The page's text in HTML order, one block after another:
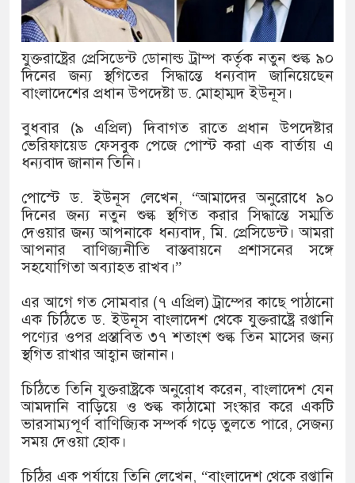
সারজিস-পাটোয়ারীসহ ১০ জনের
গুলশান থেকে সাবেক মন্ত্রী লতিফ
‘স্কুটি নাকি গোল্ড?’
সংবিধান অনুযায়ী যথাসময়ে
খিলক্ষেত থানা বিএনপির যুগ্ম
দেশের ৬ অঞ্চলে ঝড়ের আভাস
প্রেমের সম্পর্ক ছিন্ন না করায় মা-
প্রধানমন্ত্রীর সঙ্গে নবনিযুক্ত
হামের উপসর্গে আরও ৬ প্রাণহানি,
অবশেষে পদত্যাগ করলেন ভারতের
যুক্তরাষ্ট্রের প্রেসিডেন্ট ডোনাল্ড ট্রাম্প কর্তৃক নতুন শুল্ক ৯০
দিনের জন্য স্থগিতের সিদ্ধান্তে ধন্যবাদ জানিয়েছেন
বাংলাদেশের প্রধান উপদেষ্টা ড. মোহাম্মদ ইউনূস।
বুধবার (৯ এপ্রিল) দিবাগত রাতে প্রধান উপদেষ্টার
ভেরিফায়েড ফেসবুক পেজে পোস্ট করা এক বার্তায় এ
ধন্যবাদ জানান তিনি।
পোস্টে ড. ইউনূস লেখেন, “আমাদের অনুরোধে ৯০
দিনের জন্য নতুন শুল্ক স্থগিত করার সিদ্ধান্তে সম্মতি
দেওয়ার জন্য আপনাকে ধন্যবাদ, মি. প্রেসিডেন্ট। আমরা
আপনার বাণিজ্যনীতি বাস্তবায়নে প্রশাসনের সঙ্গে
সহযোগিতা অব্যাহত রাখব।”
এর আগে গত সোমবার (৭ এপ্রিল) ট্রাম্পের কাছে পাঠানো
এক চিঠিতে ড. ইউনূস বাংলাদেশ থেকে যুক্তরাষ্ট্রে রপ্তানি
পণ্যের ওপর প্রস্তাবিত ৩৭ শতাংশ শুল্ক তিন মাসের জন্য
স্থগিত রাখার আহ্বান জানান।
চিঠিতে তিনি যুক্তরাষ্ট্রকে অনুরোধ করেন, বাংলাদেশ যেন
আমদানি বাড়িয়ে ও শুল্ক কাঠামো সংস্কার করে একটি
ভারসাম্যপূর্ণ বাণিজ্যিক সম্পর্ক গড়ে তুলতে পারে, সেজন্য
সময় দেওয়া হোক।
চিঠির এক পর্যায়ে তিনি লেখেন, “বাংলাদেশ থেকে রপ্তানি